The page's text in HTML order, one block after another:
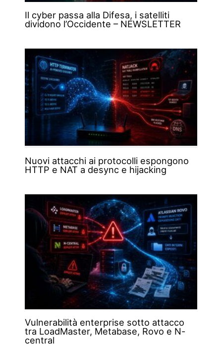
Il cyber passa alla Difesa, i satelliti
dividono l’Occidente – NEWSLETTER
Nuovi attacchi ai protocolli espongono
HTTP e NAT a desync e hijacking
Vulnerabilità enterprise sotto attacco
tra LoadMaster, Metabase, Rovo e N-
central